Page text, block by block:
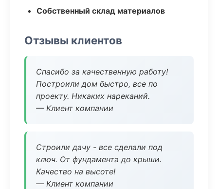
Собственный склад материалов
Отзывы клиентов
Спасибо за качественную работу!
Построили дом быстро, все по
проекту. Никаких нареканий.
— Клиент компании
Строили дачу - все сделали под
ключ. От фундамента до крыши.
Качество на высоте!
— Клиент компании